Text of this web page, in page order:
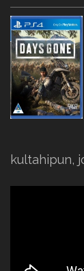
kultahipun,